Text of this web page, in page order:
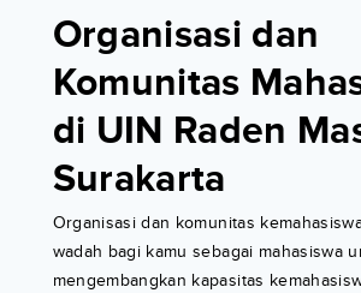
Organisasi dan
Komunitas
di UIN Raden
Surakarta
Organisasi dan komunitas
wadah bagi kamu sebagai mahasiswa
mengembangkan kapasitas